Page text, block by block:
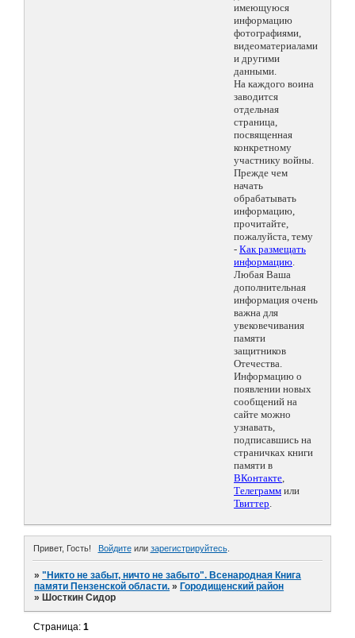
имеющуюся
информацию
фотографиями,
видеоматериалами
и другими
данными.
На каждого воина
заводится
отдельная
страница,
посвященная
конкретному
участнику войны.
Прежде чем
начать
обрабатывать
информацию,
прочитайте,
пожалуйста, тему
- Как размещать
информацию.
Любая Ваша
дополнительная
информация очень
важна для
увековечивания
памяти
защитников
Отечества.
Информацию о
появлении новых
сообщений на
сайте можно
узнавать,
подписавшись на
страничках книги
памяти в
ВКонтакте,
Телеграмм или
Твиттер.
Привет, Гость! Войдитеили зарегистрируйтесь.
»"Никто не забыт, ничто не забыто". Всенародная Книга
памяти Пензенской области. » Городищенский район
» Шосткин Сидор
Страница:1